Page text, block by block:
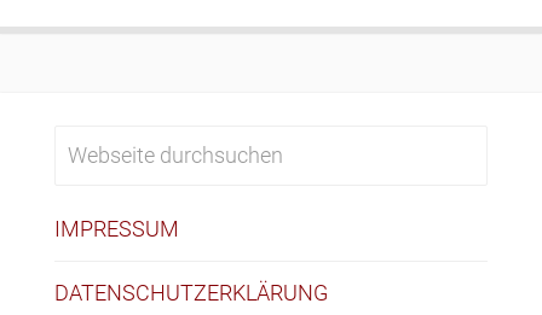
IMPRESSUM
DATENSCHUTZERKLÄRUNG